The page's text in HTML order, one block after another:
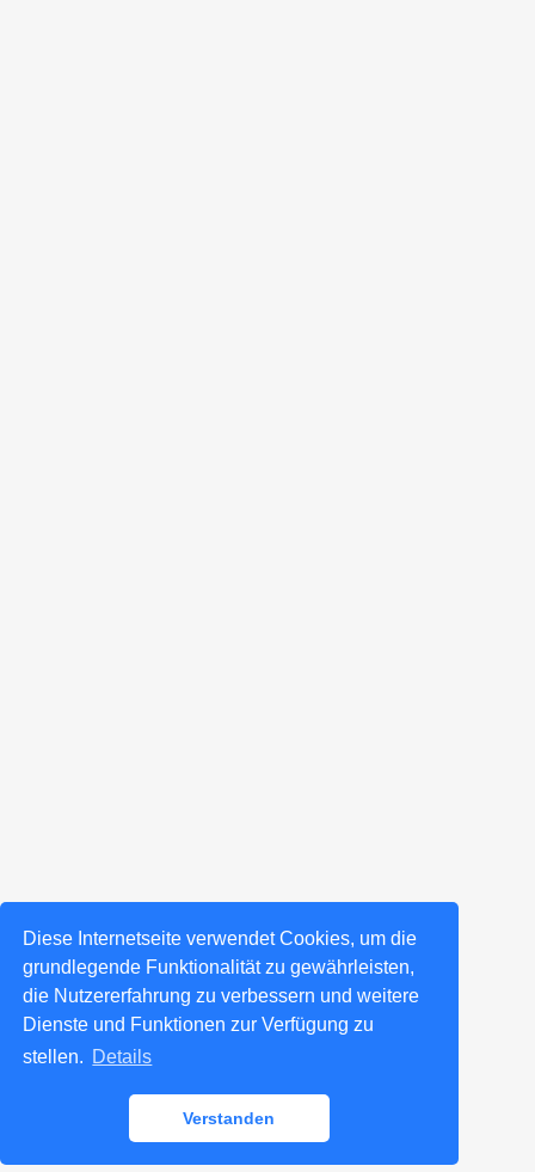
Diese Internetseite verwendet Cookies, um die
grundlegende Funktionalität zu gewährleisten,
die Nutzererfahrung zu verbessern und weitere
Dienste und Funktionen zur Verfügung zu
stellen. Details
Verstanden